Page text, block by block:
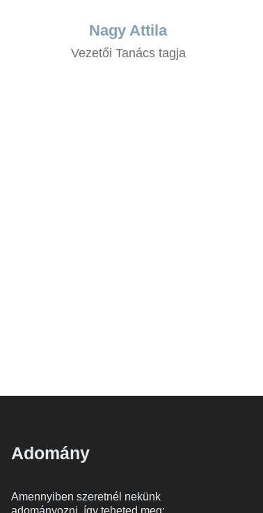
Nagy Attila
Vezetői Tanács tagja
Adomány
Amennyiben szeretnél nekünk
adományozni, így teheted meg: